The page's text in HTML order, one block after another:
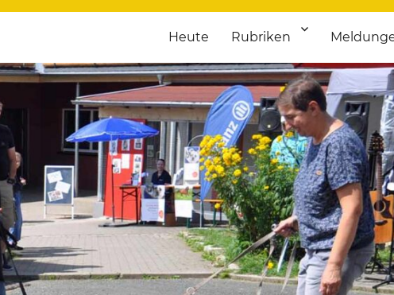
für
Täglich aktuelle Termine von Kultur bis Sport, von Theater bis
Heute Rubriken